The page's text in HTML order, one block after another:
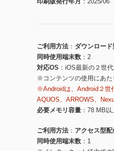
ご利用方法
ダウンロード
同時使用端末数
2
対応OS
iOS最新の２世
※コンテンツの使用にあ
※Androidは、Android２世
AQUOS、ARROWS、
必要メモリ容量
78 MB以
ご利用方法
アクセス型配
同時使用端末数
1